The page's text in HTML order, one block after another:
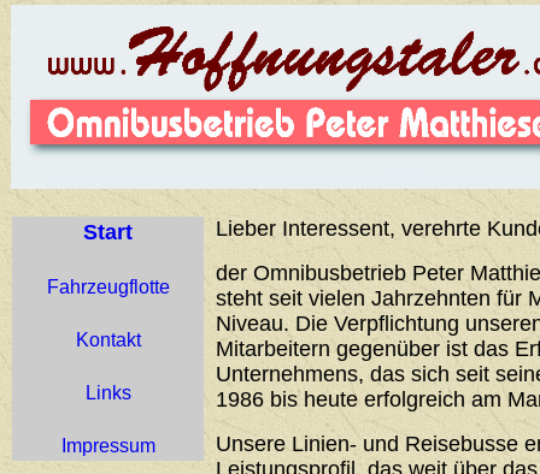
Start
Fahrzeugflotte
Kontakt
Links
Impressum
Lieber Interessent, verehrte
der Omnibusbetrieb Peter
steht seit vielen Jahrzehnten für
Niveau. Die Verpflichtung
Mitarbeitern gegenüber ist das
Unternehmens, das sich seit
1986 bis heute erfolgreich am
Unsere Linien- und Reisebusse
Leistungsprofil, das weit über